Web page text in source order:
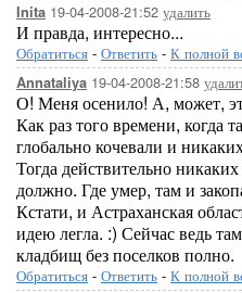
Inita 19-04-2008-21:52 удалить
И правда, интересно...
Обратиться - Ответить - К полной
Annataliya 19-04-2008-21:58
О! Меня осенило! А, может,
Как раз того времени, когда
глобально кочевали и
Тогда действительно
должно. Где умер, там и
Кстати, и Астраханская
идею легла. :) Сейчас ведь
кладбищ без поселков полно.
Обратиться - Ответить - К полной